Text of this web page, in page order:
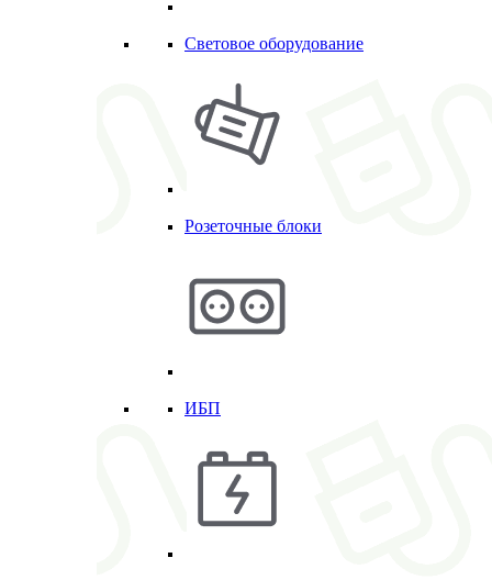
Световое оборудование
Розеточные блоки
ИБП